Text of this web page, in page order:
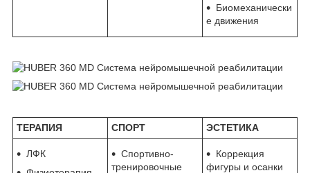
Биомеханически
е движения
ТЕРАПИЯ СПОРТ ЭСТЕТИКА
ЛФК
Спортивно-
тренировочные
Коррекция
фигуры и осанки